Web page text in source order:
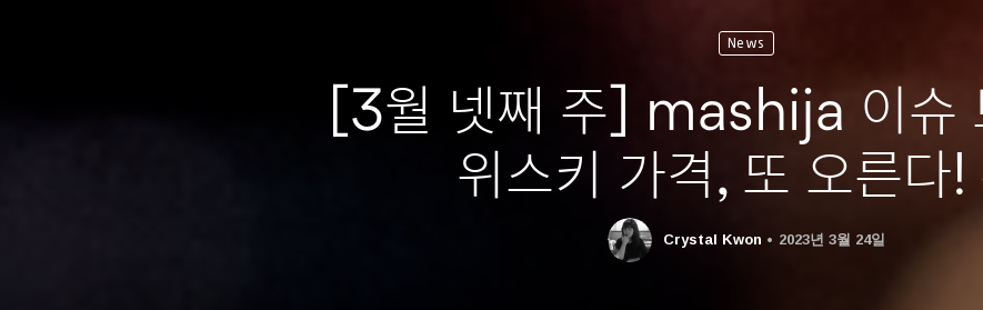
News
[3월 넷째 주] mashija 이슈
위스키 가격, 또 오른다
Crystal Kwon 2023년 3월 24일